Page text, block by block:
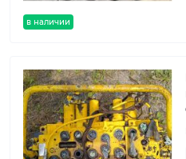
в наличии